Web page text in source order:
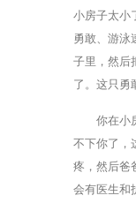
小房子太小
勇敢、游泳
子里，然后
了。这只勇
你在小
不下你了，
疼，然后爸
会有医生和